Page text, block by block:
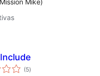
Mike)
(5valoracións
totais
)